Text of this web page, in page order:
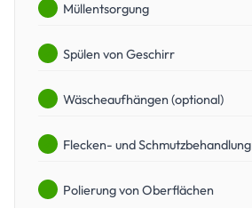
Müllentsorgung
Spülen von Geschirr
Wäscheaufhängen (optional)
Flecken- und Schmutzbehandlung
Polierung von Oberflächen